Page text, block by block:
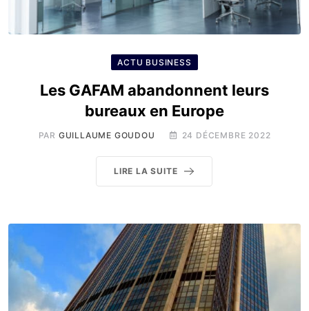
ACTU BUSINESS
Les GAFAM abandonnent leurs
bureaux en Europe
PAR GUILLAUME GOUDOU 24 DÉCEMBRE 2022
LIRE LA SUITE